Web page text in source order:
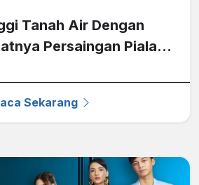
Tanah Air Dengan
Persaingan Piala
Sekarang